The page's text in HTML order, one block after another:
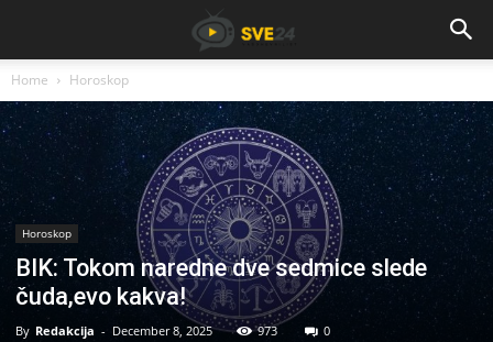
Home Horoskop
Horoskop
BIK: Tokom naredne dve sedmice slede
čuda,evo kakva!
By Redakcija - December 8, 2025 973 0